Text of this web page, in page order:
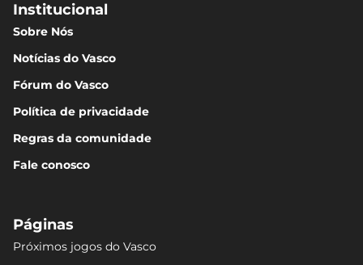
Institucional
Sobre Nós
Notícias do Vasco
Fórum do Vasco
Política de privacidade
Regras da comunidade
Fale conosco
Páginas
Próximos jogos do Vasco